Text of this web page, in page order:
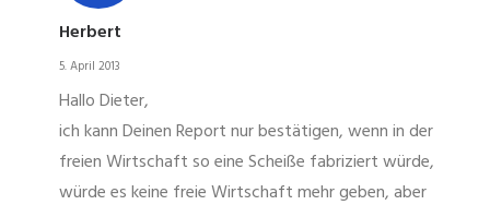
Herbert
5. April 2013
Hallo Dieter,
ich kann Deinen Report nur bestätigen, wenn in der
freien Wirtschaft so eine Scheiße fabriziert würde,
würde es keine freie Wirtschaft mehr geben, aber